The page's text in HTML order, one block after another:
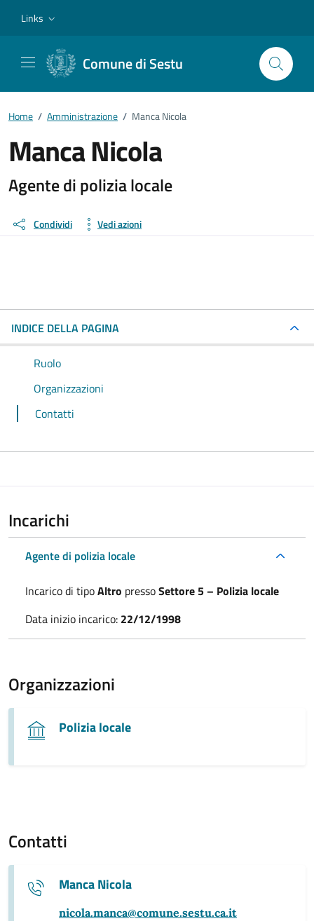
Links
Comune di Sestu
Home / Amministrazione / Manca Nicola
Manca Nicola
Dettagli della persona
Agente di polizia locale
Condividi Vedi azioni
INDICE DELLA PAGINA
Ruolo
Organizzazioni
Contatti
Incarichi
Agente di polizia locale
Incarico di tipoAltro pressoSettore 5 – Polizia locale
Data inizio incarico: 22/12/1998
Organizzazioni
Polizia locale
Contatti
Manca Nicola
nicola.manca@comune.sestu.ca.it